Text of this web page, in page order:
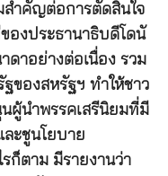
สำคัญต่อการตัดสินใจ
องประธานาธิบดีโดนั
ดาอย่างต่อเนื่อง รวม
ของสหรัฐฯ ทำให้ชาว
ผู้นำพรรคเสรีนิยมที่มี
ะชูนโยบาย
ก็ตาม มีรายงานว่า